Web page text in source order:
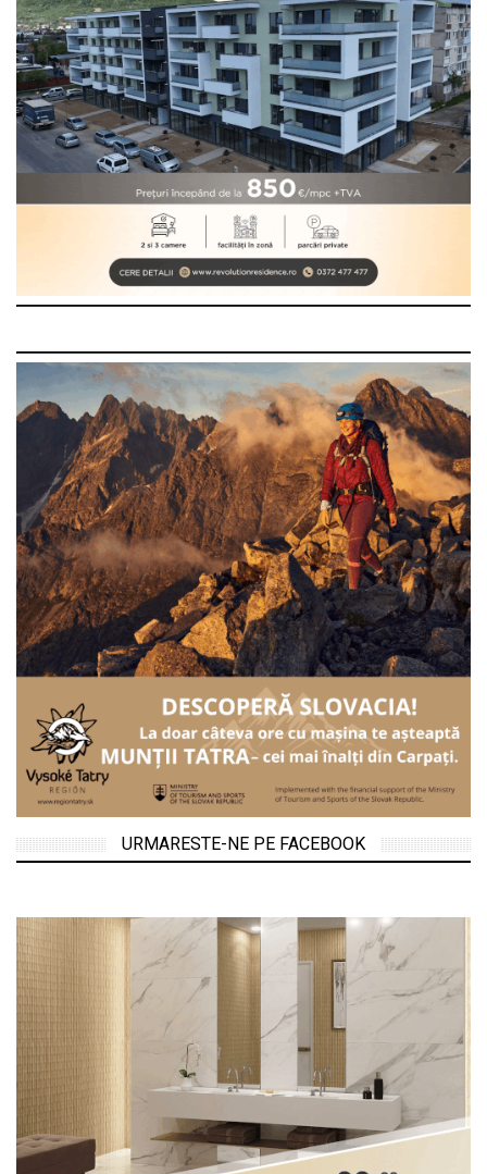
URMARESTE-NE PE FACEBOOK